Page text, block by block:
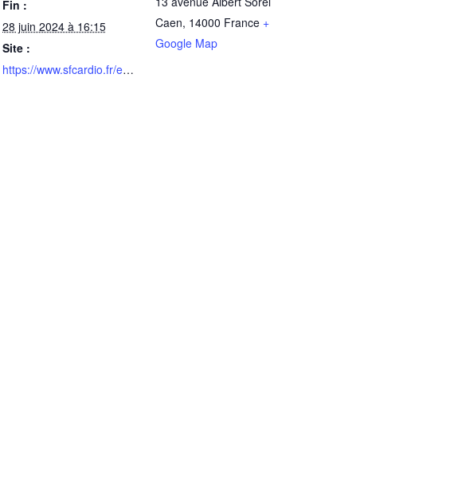
Fin :
28 juin 2024 à 16:15
Site :
https://www.sfcardio.fr/evenement/cardio-onco
Caen, 14000 France +
Google Map